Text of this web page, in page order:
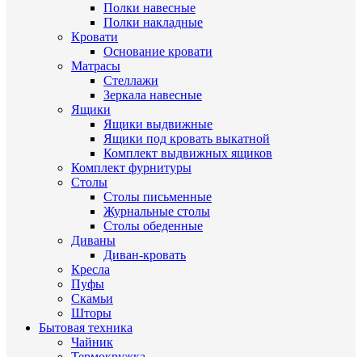
Полки навесные
Полки накладные
Кровати
Основание кровати
Матрасы
Стеллажи
Зеркала навесные
Ящики
Ящики выдвижные
Ящики под кровать выкатной
Комплект выдвижных ящиков
Комплект фурнитуры
Столы
Столы письменные
Журнальные cтолы
Столы обеденные
Диваны
Диван-кровать
Кресла
Пуфы
Скамьи
Шторы
Бытовая техника
Чайник